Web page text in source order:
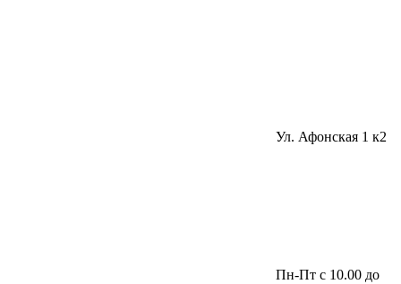
Ул. Афонская 1 к2
Пн-Пт с 10.00 до